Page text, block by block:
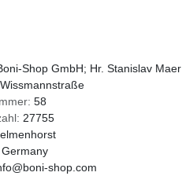
Shop GmbH; Hr. Stanislav Maer
Wissmannstraße
58
27755
Germany
shop.com